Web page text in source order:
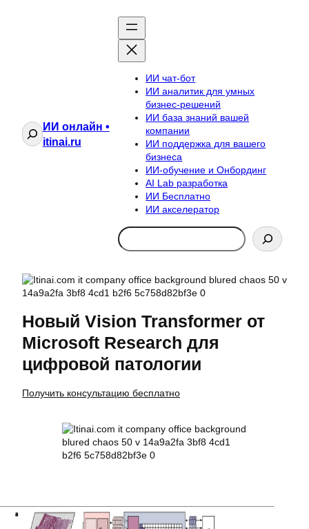
ПоискИИ онлайн •
itinai.ru
ИИ чат-бот
ИИ аналитик для умных
бизнес-решений
ИИ база знаний вашей
компании
ИИ поддержка для вашего
бизнеса
ИИ-обучение и Онбординг
AI Lab разработка
ИИ Бесплатно
ИИ акселератор
Search
Новый Vision Transformer от
Microsoft Research для
цифровой патологии
Получить консультацию бесплатно